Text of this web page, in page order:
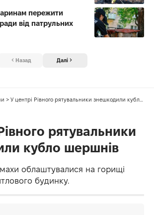
пережити
від патрульних
Назад Далі
> У центрі Рівного рятувальники знешкодили кубло шершнів
рятувальники
кубло шершнів
облаштувалися на горищі
будинку.